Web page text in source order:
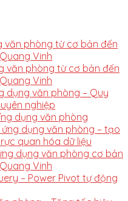
văn phòng từ cơ bản đến
Vinh
văn phòng từ cơ bản đến
Vinh
dụng văn phòng – Quy
nghiệp
dụng văn phòng
dụng văn phòng – tạo
quan hóa dữ liệu
dụng văn phòng cơ bản
Vinh
– Power Pivot tự động